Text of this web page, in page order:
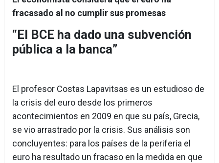
fracasado al no cumplir sus promesas
“El BCE ha dado una subvención
pública a la banca”
El profesor Costas Lapavitsas es un estudioso de
la crisis del euro desde los primeros
acontecimientos en 2009 en que su país, Grecia,
se vio arrastrado por la crisis. Sus análisis son
concluyentes: para los países de la periferia el
euro ha resultado un fracaso en la medida en que